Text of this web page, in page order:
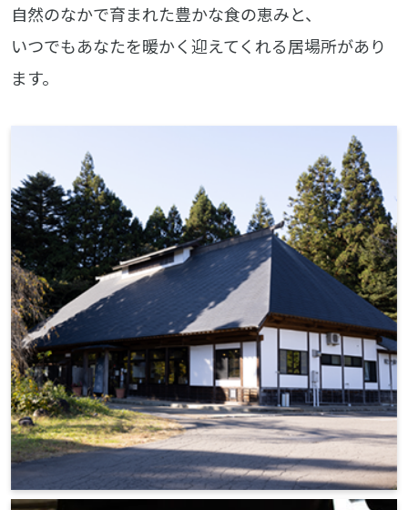
自然のなかで育まれた豊かな食の恵みと、
いつでもあなたを暖かく迎えてくれる居場所があり
ます。